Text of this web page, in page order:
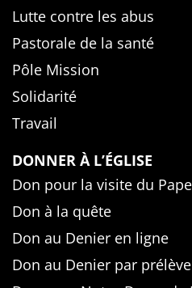
Lutte contre les abus
Pastorale de la santé
Pôle Mission
Solidarité
Travail
DONNER À L’ÉGLISE
Don pour la visite du Pape
Don à la quête
Don au Denier en ligne
Don au Denier par